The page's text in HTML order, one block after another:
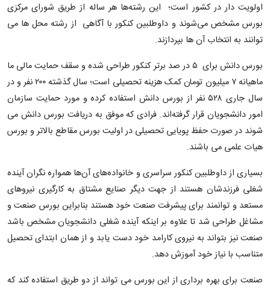
اولویت دار در کشور است؛ این رشته‌ها هر ساله از طریق شورای مرکزی
بورس مشخص می‌شوند و داوطلبین کنکور با آگاهی از رشته‌ محل ها می
توانند به انتخاب آن ها بپردازند.
بورس دانش برای ۵ در صد برتر کنکور طراحی شده و سقف حمایت مالی ما
ماهیانه ۷ میلیون تومان کمک هزینه تحصیلی است؛ سال گذشته ۲۰۰ نفر و در
سال جاری ۵۲۸ نفر از بورس دانش استفاده کرده و مورد حمایت سازمان
امور دانشجویان قرار گرفته‌اند. فرادی که موفق به دریافت بورس دانش می
شوند در صورت حفظ پویایی تحصیلی در اولیت بورس مقاطع بالاتر و بورس
هیات علمی می باشند.
بسیاری از داوطلبین کنکور سراسری و خانواده‌های آن‌ها همواره نگران آینده
شغلی فرزندشان هستند از جهت دیگر صنایع مشتاق به کارگیری نیروهای
مستعد و توانمند برای پیشرفت صنعت خود هستند بنابراین بورس صنعت و
مشاغل طراحی شد تا علاوه بر اینکه آینده شغلی دانشجویان مشخص باشد
صنعت نیز بتواند به نیروی کارامد خود دست یابد و از همان ابتدای تحصیل
متناسب با نیاز خود آموزش دهد.
صنعت برای بهره برداری از این بورس می تواند از دو طریق استفاده کند که